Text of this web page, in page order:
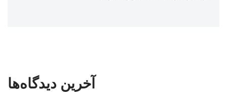
آخرین دیدگاه‌ها